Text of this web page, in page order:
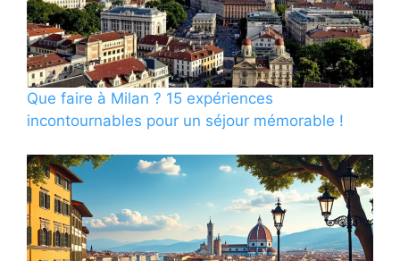
Que faire à Milan ? 15 expériences
incontournables pour un séjour mémorable !